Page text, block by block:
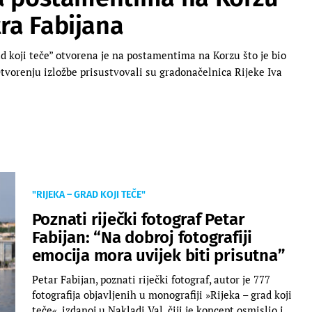
Fabijana
koji teče” otvorena je na postamentima na Korzu što je bio
izložbe prisustvovali su gradonačelnica Rijeke Iva
"RIJEKA – GRAD KOJI TEČE"
Poznati riječki fotograf Petar
Fabijan: “Na dobroj fotografiji
emocija mora uvijek biti prisutna”
Petar Fabijan, poznati riječki fotograf, autor je 777
fotografija objavljenih u monografiji »Rijeka – grad koji